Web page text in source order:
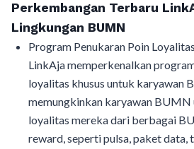
Perkembangan Terbaru
Lingkungan BUMN
Program Penukaran Poin
LinkAja memperkenalkan
loyalitas khusus untuk karyawan
memungkinkan karyawan BUMN
loyalitas mereka dari berbagai
reward, seperti pulsa, paket data,